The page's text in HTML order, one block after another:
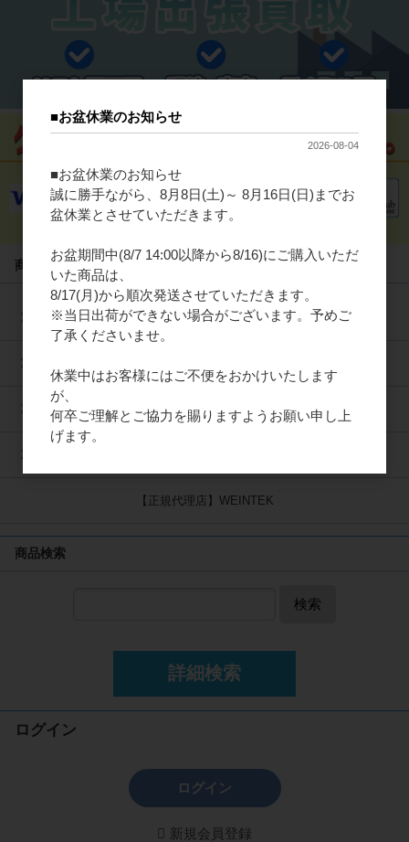
商品カテゴリ
制御機器
ロボット
【正規代理店】WEINTEK
商品検索
検索
詳細検索
ログイン
ログイン
新規会員登録
■お盆休業のお知らせ
2026-08-04
■お盆休業のお知らせ
誠に勝手ながら、8月8日(土)～ 8月16日(日)までお
盆休業とさせていただきます。
お盆期間中(8/7 14:00以降から8/16)にご購入いただ
いた商品は、
8/17(月)から順次発送させていただきます。
※当日出荷ができない場合がございます。予めご
了承くださいませ。
休業中はお客様にはご不便をおかけいたします
が、
何卒ご理解とご協力を賜りますようお願い申し上
げます。